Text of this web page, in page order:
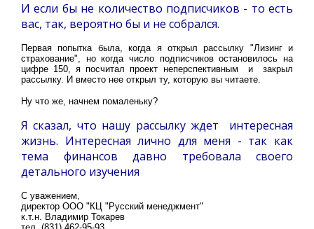
И если бы не количество подписчиков - то есть
вас, так, вероятно бы и не собрался.
Первая попытка была, когда я открыл рассылку "Лизинг и
страхование", но когда число подписчиков остановилось на
цифре 150, я посчитал проект неперспективным и закрыл
рассылку. И вместо нее открыл ту, которую вы читаете.
Ну что же, начнем помаленьку?
Я сказал, что нашу рассылку ждет интересная
жизнь. Интересная лично для меня - так как
тема финансов давно требовала своего
детального изучения
С уважением,
директор ООО "КЦ "Русский менеджмент"
к.т.н. Владимир Токарев